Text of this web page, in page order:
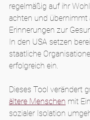
regelmäßig auf ihr
achten und übernimmt
Erinnerungen zur
In den USA setzen
staatliche
erfolgreich ein.
Dieses Tool verändert
ältere Menschen mit
sozialer Isolation